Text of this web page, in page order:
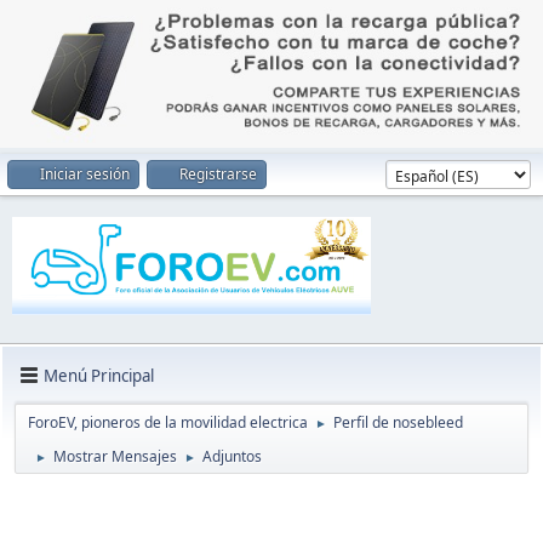
Iniciar sesión Registrarse
Menú Principal
ForoEV, pioneros de la movilidad electrica ► Perfil de nosebleed
► Mostrar Mensajes ► Adjuntos